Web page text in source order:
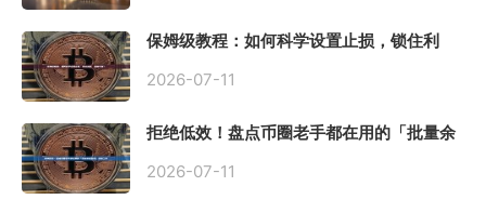
保姆级教程：如何科学设置止损，锁住利
2026-07-11
拒绝低效！盘点币圈老手都在用的「批量余
2026-07-11